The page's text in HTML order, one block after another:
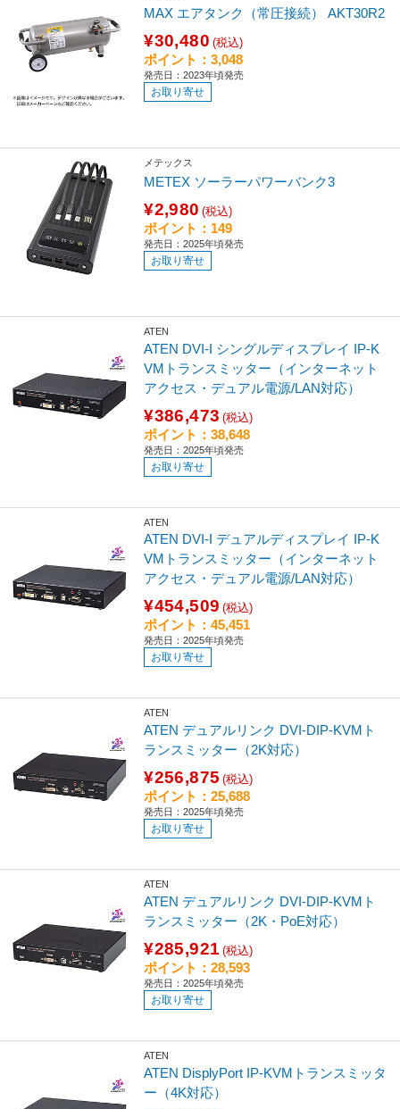
MAX エアタンク（常圧接続） AKT30R2
¥30,480 (税込)
ポイント：3,048
発売日：2023年頃発売
お取り寄せ
メテックス
METEX ソーラーパワーバンク3
¥2,980 (税込)
ポイント：149
発売日：2025年頃発売
お取り寄せ
ATEN
ATEN DVI-I シングルディスプレイ IP-K
VMトランスミッター（インターネット
アクセス・デュアル電源/LAN対応）
¥386,473 (税込)
ポイント：38,648
発売日：2025年頃発売
お取り寄せ
ATEN
ATEN DVI-I デュアルディスプレイ IP-K
VMトランスミッター（インターネット
アクセス・デュアル電源/LAN対応）
¥454,509 (税込)
ポイント：45,451
発売日：2025年頃発売
お取り寄せ
ATEN
ATEN デュアルリンク DVI-DIP-KVMト
ランスミッター（2K対応）
¥256,875 (税込)
ポイント：25,688
発売日：2025年頃発売
お取り寄せ
ATEN
ATEN デュアルリンク DVI-DIP-KVMト
ランスミッター（2K・PoE対応）
¥285,921 (税込)
ポイント：28,593
発売日：2025年頃発売
お取り寄せ
ATEN
ATEN DisplyPort IP-KVMトランスミッタ
ー（4K対応）